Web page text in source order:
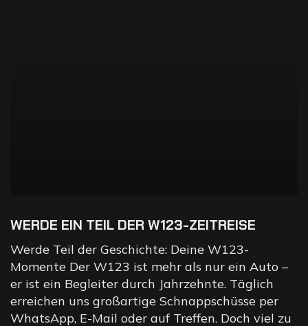
WERDE EIN TEIL DER W123-ZEITREISE
Werde Teil der Geschichte: Deine W123-
Momente Der W123 ist mehr als nur ein Auto –
er ist ein Begleiter durch Jahrzehnte. Täglich
erreichen uns großartige Schnappschüsse per
WhatsApp, E-Mail oder auf Treffen. Doch viel zu